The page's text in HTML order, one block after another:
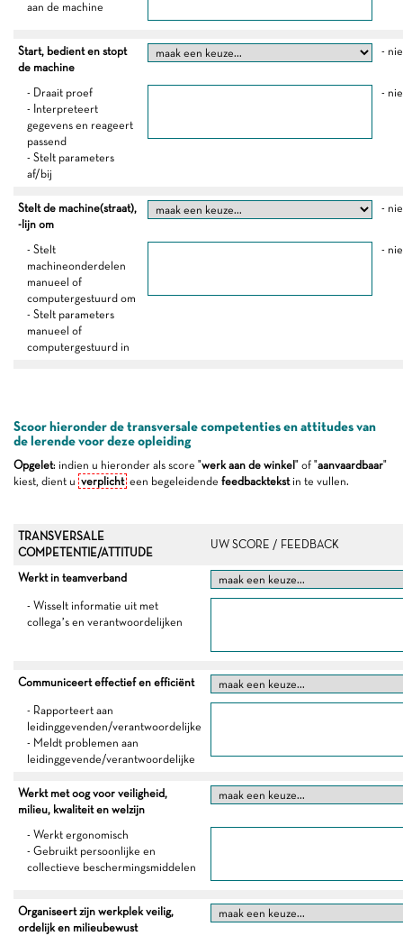
aan de machine
Start, bedient en stopt
de machine
-
- Draait proef
- Interpreteert
gegevens en reageert
passend
- Stelt parameters
af/bij
-
Stelt de machine(straat),
-lijn om
-
- Stelt
machineonderdelen
manueel of
computergestuurd om
- Stelt parameters
manueel of
computergestuurd in
-
Scoor hieronder de transversale competenties en attitudes van
de lerende voor deze opleiding
Opgelet: indien u hieronder als score "werk aan de winkel " of "aanvaardbaar"
kiest, dient u verplicht een begeleidende feedbacktekstin te vullen.
TRANSVERSALE
COMPETENTIE/ATTITUDE
UW SCORE / FEEDBACK
Werkt in teamverband
- Wisselt informatie uit met
collega’s en verantwoordelijken
Communiceert effectief en efficiënt
- Rapporteert aan
leidinggevenden/verantwoordelijke
- Meldt problemen aan
leidinggevende/verantwoordelijke
Werkt met oog voor veiligheid,
milieu, kwaliteit en welzijn
- Werkt ergonomisch
- Gebruikt persoonlijke en
collectieve beschermingsmiddelen
Organiseert zijn werkplek veilig,
ordelijk en milieubewust